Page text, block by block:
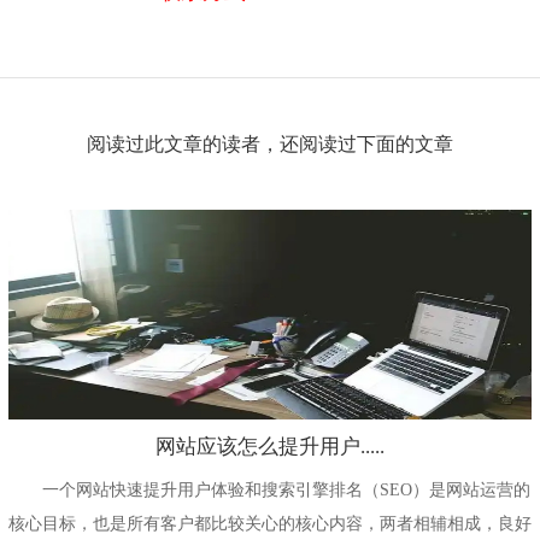
阅读过此文章的读者，还阅读过下面的文章
网站应该怎么提升用户.....
一个网站快速提升用户体验和搜索引擎排名（SEO）是网站运营的
核心目标，也是所有客户都比较关心的核心内容，两者相辅相成，良好